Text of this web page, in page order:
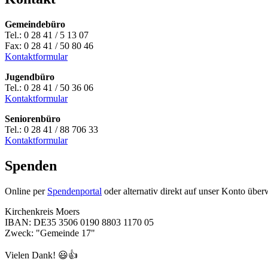
Gemeindebüro
Tel.: 0 28 41 / 5 13 07
Fax: 0 28 41 / 50 80 46
Kontaktformular
Jugendbüro
Tel.: 0 28 41 / 50 36 06
Kontaktformular
Seniorenbüro
Tel.: 0 28 41 / 88 706 33
Kontaktformular
Spenden
Online per Spendenportal oder alternativ direkt auf unser Konto
Kirchenkreis Moers
IBAN: DE35 3506 0190 8803 1170 05
Zweck: "Gemeinde 17"
Vielen Dank! 😃👍